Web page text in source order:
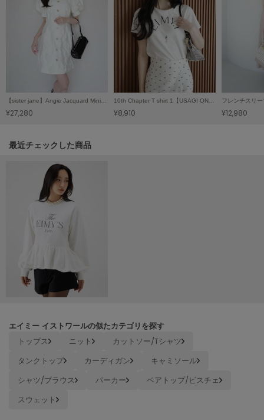
リトルユニオン トウキョウ
made of Organics
メイドオブオーガニクス
ミチュ コケット
MIESROHE
Mila Owen
ミラオーウェン
モワージュ
nezu
ナイキ
【sister jane】Angie Jacquard Mini Dress/アンジージャガードミニドレス
¥27,280
10th Chapter T shirt 1【USAGI ONLINE限定カラーあり】
¥8,910 ¥12,980
関連記事
最近チェックした商品
エイミー イストワールの似たカテゴリを探す
トップス ニット
カットソー/Tシャツ
タンクトップ
カーディガン
キャミソール
シャツ/ブラウス
パーカー
ベアトップ/ビスチェ
スウェット